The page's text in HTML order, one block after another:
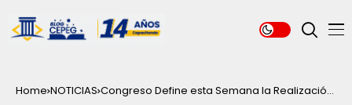
Home NOTICIAS Congreso Define esta Semana la Realización